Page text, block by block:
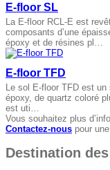
E-floor SL
La E-floor RCL-E est
composants d’une
époxy et de résines pl…
E-floor TFD
Le sol E-floor TFD est
époxy, de quartz coloré
est uti…
Vous souhaitez plus
Contactez-nous pour
Destination